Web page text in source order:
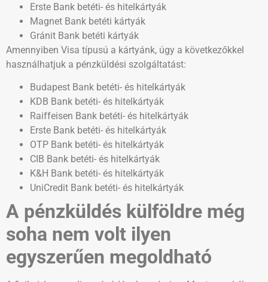
Erste Bank betéti- és hitelkártyák
Magnet Bank betéti kártyák
Gránit Bank betéti kártyák
Amennyiben Visa típusú a kártyánk, úgy a következőkkel
használhatjuk a pénzküldési szolgáltatást:
Budapest Bank betéti- és hitelkártyák
KDB Bank betéti- és hitelkártyák
Raiffeisen Bank betéti- és hitelkártyák
Erste Bank betéti- és hitelkártyák
OTP Bank betéti- és hitelkártyák
CIB Bank betéti- és hitelkártyák
K&H Bank betéti- és hitelkártyák
UniCredit Bank betéti- és hitelkártyák
A pénzküldés külföldre még
soha nem volt ilyen
egyszerűen megoldható